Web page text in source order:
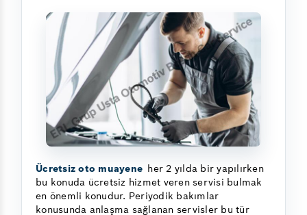
Ücretsiz oto muayene her 2 yılda bir yapılırken
bu konuda ücretsiz hizmet veren servisi bulmak
en önemli konudur. Periyodik bakımlar
konusunda anlaşma sağlanan servisler bu tür